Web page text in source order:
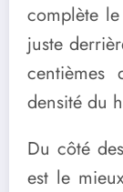
complète
juste
centièmes
densité du
Du côté
est le